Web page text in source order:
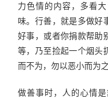
力色情的内容，多看
味。行善，就是多做好
好事，或者你捐款帮助
等，乃至捡起一个烟头
而不为，勿以恶小而为之
做善事时，人的心情